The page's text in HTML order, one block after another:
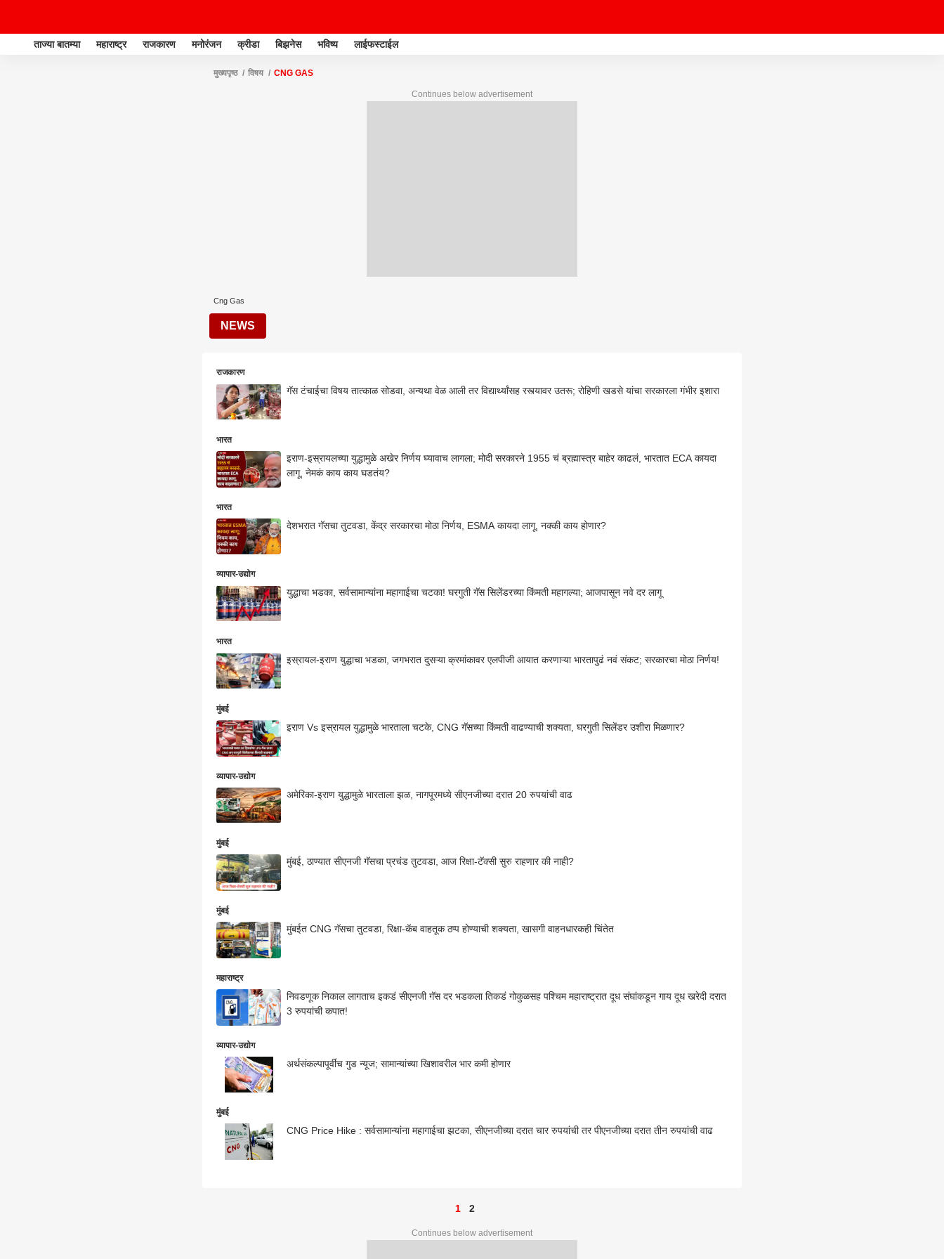
ताज्या बातम्या महाराष्ट्र राजकारण मनोरंजन क्रीडा बिझनेस भविष्य लाईफस्टाईल
मुख्यपृष्ठ विषय CNG GAS
Continues below advertisement
Cng Gas
NEWS
राजकारण
गॅस टंचाईचा विषय तात्काळ सोडवा, अन्यथा वेळ आली तर विद्यार्थ्यांसह रस्त्यावर उतरू; रोहिणी खडसे यांचा सरकारला गंभीर इशारा
भारत
इराण-इस्रायलच्या युद्धामुळे अखेर निर्णय घ्यावाच लागला; मोदी सरकारने 1955 चं ब्रह्मास्त्र बाहेर काढलं, भारतात ECA कायदा
लागू, नेमकं काय काय घडतंय?
भारत
देशभरात गॅसचा तुटवडा, केंद्र सरकारचा मोठा निर्णय, ESMA कायदा लागू, नक्की काय होणार?
व्यापार-उद्योग
युद्धाचा भडका, सर्वसामान्यांना महागाईचा चटका! घरगुती गॅस सिलेंडरच्या किंमती महागल्या; आजपासून नवे दर लागू
भारत
इस्रायल-इराण युद्धाचा भडका, जगभरात दुसऱ्या क्रमांकावर एलपीजी आयात करणाऱ्या भारतापुढं नवं संकट; सरकारचा मोठा निर्णय!
मुंबई
इराण Vs इस्रायल युद्धामुळे भारताला चटके, CNG गॅसच्या किंमती वाढण्याची शक्यता, घरगुती सिलेंडर उशीरा मिळणार?
व्यापार-उद्योग
अमेरिका-इराण युद्धामुळे भारताला झळ, नागपूरमध्ये सीएनजीच्या दरात 20 रुपयांची वाढ
मुंबई
मुंबई, ठाण्यात सीएनजी गॅसचा प्रचंड तुटवडा, आज रिक्षा-टॅक्सी सुरु राहणार की नाही?
मुंबई
मुंबईत CNG गॅसचा तुटवडा, रिक्षा-कॅब वाहतूक ठप्प होण्याची शक्यता, खासगी वाहनधारकही चिंतेत
महाराष्ट्र
निवडणूक निकाल लागताच इकडं सीएनजी गॅस दर भडकला तिकडं गोकुळसह पश्चिम महाराष्ट्रात दूध संघांकडून गाय दूध खरेदी दरात
3 रुपयांची कपात!
व्यापार-उद्योग
अर्थसंकल्पापूर्वीच गुड न्यूज; सामान्यांच्या खिशावरील भार कमी होणार
मुंबई
CNG Price Hike : सर्वसामान्यांना महागाईचा झटका, सीएनजीच्या दरात चार रुपयांची तर पीएनजीच्या दरात तीन रुपयांची वाढ
1 2
Continues below advertisement